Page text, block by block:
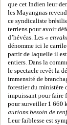
que cet Indien leur
les Mayangnas
ce syndicaliste
terriens pour avoir
d’hévéas. Les «
dénomme ici le
partir de laquelle il est
entiers. Dans la
le spectacle revêt la
immensité de
forestier du ministère
impuissant pour faire
pour surveiller 1 660
aurions besoin de
Leur faiblesse est